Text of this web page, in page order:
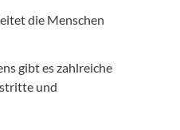
die Menschen
gibt es zahlreiche
und